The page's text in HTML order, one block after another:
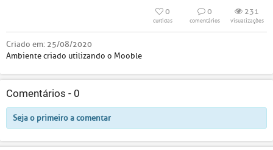
0
curtidas
0
comentários
231
visualizações
Criado em: 25/08/2020
Ambiente criado utilizando o Mooble
Comentários - 0
Seja o primeiro a comentar